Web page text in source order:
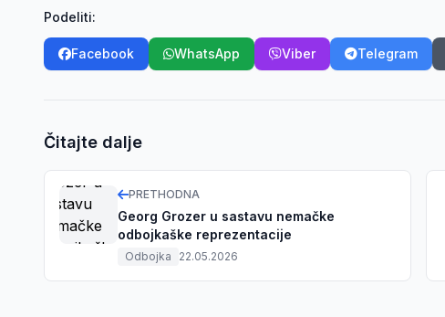
Podeliti:
Facebook WhatsApp Viber Telegram
Čitajte dalje
PRETHODNA
Georg Grozer u sastavu nemačke
odbojkaške reprezentacije
Odbojka 22.05.2026